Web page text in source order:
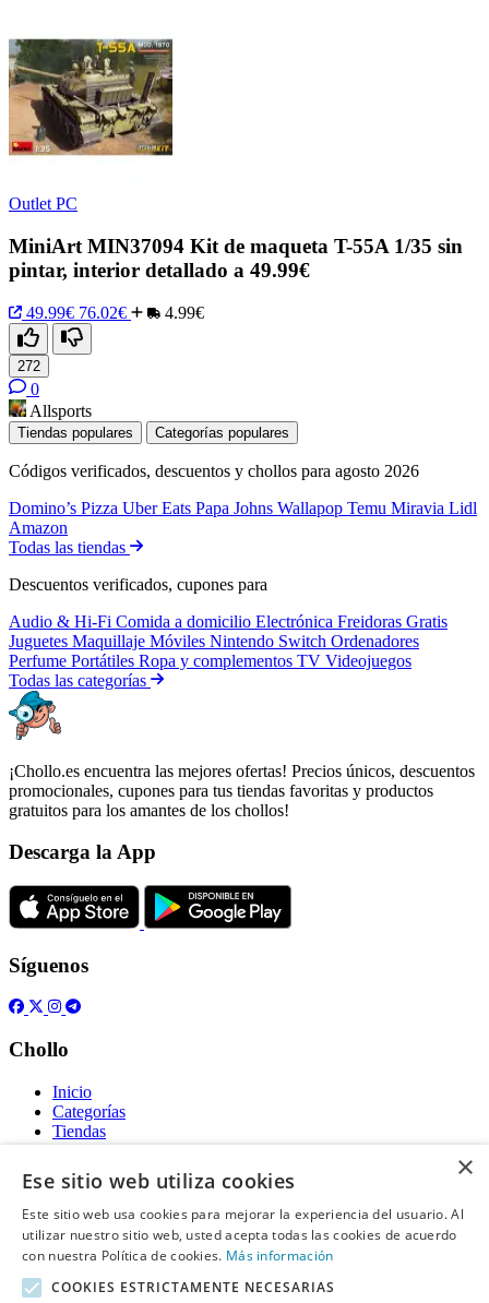
Outlet PC
MiniArt MIN37094 Kit de maqueta T-55A 1/35 sin
pintar, interior detallado a 49.99€
49.99€ 76.02€ 4.99€
272
0
Allsports
Tiendas populares Categorías populares
Códigos verificados, descuentos y chollos para agosto 2026
Domino’s Pizza Uber Eats Papa Johns Wallapop Temu Miravia Lidl
Amazon
Todas las tiendas
Descuentos verificados, cupones para
Audio & Hi-Fi Comida a domicilio Electrónica Freidoras Gratis
Juguetes Maquillaje Móviles Nintendo Switch Ordenadores
Perfume Portátiles Ropa y complementos TV Videojuegos
Todas las categorías
¡Chollo.es encuentra las mejores ofertas! Precios únicos, descuentos
promocionales, cupones para tus tiendas favoritas y productos
gratuitos para los amantes de los chollos!
Descarga la App
Síguenos
Chollo
Inicio
Categorías
Tiendas
Gratis
Acerca de
Sobre nosotros
Contacto
×
Ese sitio web utiliza cookies
Este sitio web usa cookies para mejorar la experiencia del usuario. Al
utilizar nuestro sitio web, usted acepta todas las cookies de acuerdo
con nuestra Política de cookies. Más información
COOKIES ESTRICTAMENTE NECESARIAS